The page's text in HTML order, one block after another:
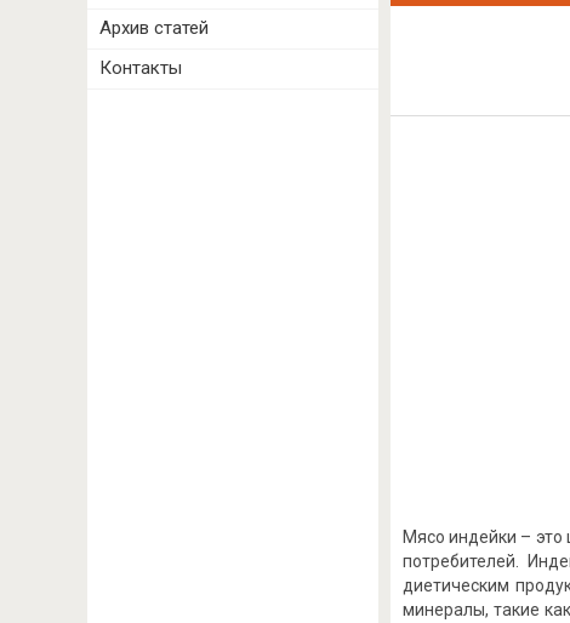
Мясо индейки – это
потребителей.
диетическим
минералы, такие
Архив статей
Контакты